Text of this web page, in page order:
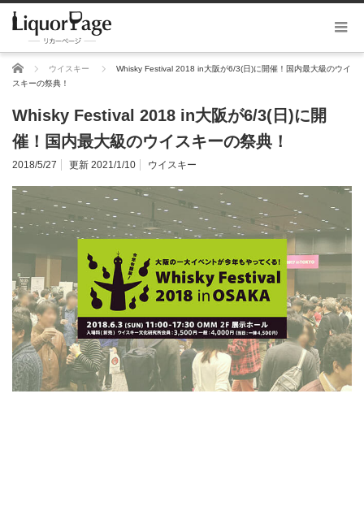
ホーム ウイスキー
Whisky Festival 2018 in大阪が6/3(日)に開催！国内最大級のウイ
スキーの祭典！
Whisky Festival 2018 in大阪が6/3(日)に開
催！国内最大級のウイスキーの祭典！
2018/5/27 更新 2021/1/10 ウイスキー